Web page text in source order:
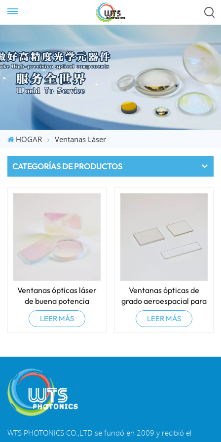
HOGAR Ventanas Láser
CATEGORÍAS DE PRODUCTOS
Ventanas ópticas láser
de buena potencia
LEER MÁS
Ventanas ópticas de
grado aeroespacial para
entornos hostiles
LEER MÁS
WTS PHOTONICS CO.,LTD se fundó en 2009 y recibió el